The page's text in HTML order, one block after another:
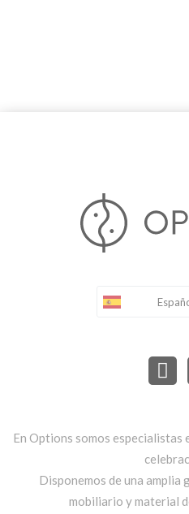
En Options somos especialistas
Disponemos de una amplia
mobiliario y material